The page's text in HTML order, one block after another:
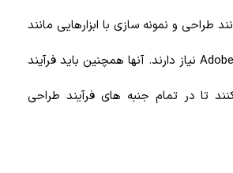
طراحی و نمونه سازی با ابزارهایی مانند
Sketch ،Figma و Adobe XD نیاز دارند. آنها همچنین باید فرآیند
تا در تمام جنبه های فرآیند طراحی